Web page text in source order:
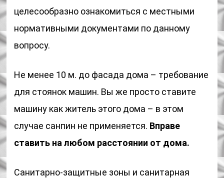
целесообразно ознакомиться с местными
нормативными документами по данному
вопросу.
Не менее 10 м. до фасада дома – требование
для стоянок машин. Вы же просто ставите
машину как житель этого дома – в этом
случае санпин не применяется. Вправе
ставить на любом расстоянии от дома.
Санитарно-защитные зоны и санитарная